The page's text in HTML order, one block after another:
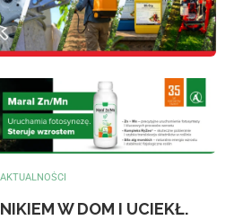
AKTUALNOŚCI
W DOM I UCIEKŁ.